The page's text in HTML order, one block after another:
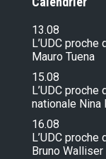
13.08
L’UDC
Mauro Tuena
15.08
L’UDC
nationale Nina
16.08
L’UDC
Bruno Walliser